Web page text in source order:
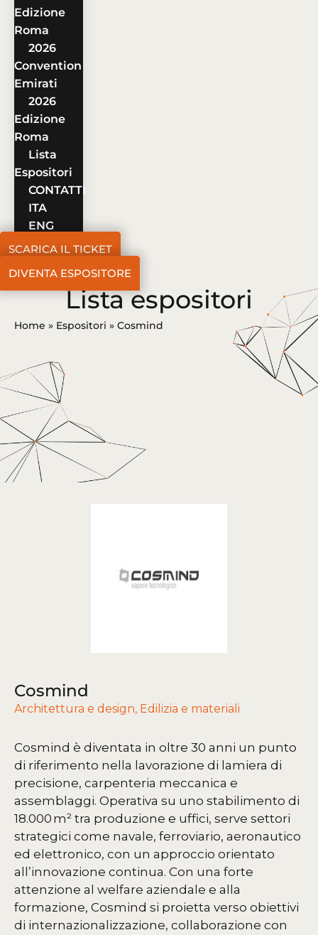
Edizione
Roma
2026
Convention
Emirati
2026
Edizione
Roma
Lista
Espositori
CONTATTI
ITA
ENG
SCARICA IL TICKET
DIVENTA ESPOSITORE
Lista espositori
Home » Espositori » Cosmind
Cosmind
Architettura e design, Edilizia e materiali
Cosmind è diventata in oltre 30 anni un punto
di riferimento nella lavorazione di lamiera di
precisione, carpenteria meccanica e
assemblaggi. Operativa su uno stabilimento di
18.000 m² tra produzione e uffici, serve settori
strategici come navale, ferroviario, aeronautico
ed elettronico, con un approccio orientato
all’innovazione continua. Con una forte
attenzione al welfare aziendale e alla
formazione, Cosmind si proietta verso obiettivi
di internazionalizzazione, collaborazione con